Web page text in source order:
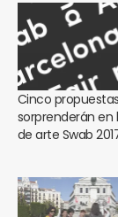
Cinco
sorprenderán en
de arte Swab